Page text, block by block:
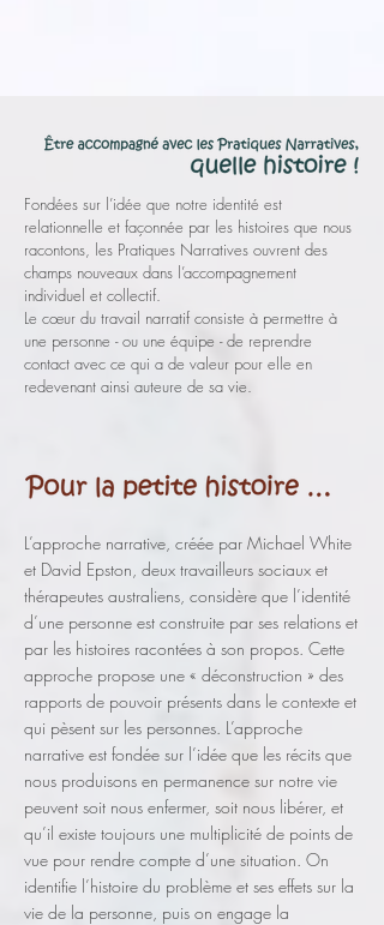
Fondées sur l’idée que notre identité est
relationnelle et façonnée par les histoires que nous
racontons, les Pratiques Narratives ouvrent des
champs nouveaux dans l’accompagnement
individuel et collectif.
Le cœur du travail narratif consiste à permettre à
une personne - ou une équipe -de reprendre
contact avec ce qui a de valeur pour elle en
redevenant ainsi auteure de sa vie.
L’approche narrative, créée par Michael White
et David Epston, deux travailleurs sociaux et
thérapeutes australiens, considère que l’identité
d’une personne est construite par ses relations et
par les histoires racontées à son propos. Cette
approche propose une « déconstruction » des
rapports de pouvoir présents dans le contexte et
qui pèsent sur les personnes. L’approche
narrative est fondée sur l’idée que les récits que
nous produisons en permanence sur notre vie
peuvent soit nous enfermer, soit nous libérer, et
qu’il existe toujours une multiplicité de points de
vue pour rendre compte d’une situation. On
identifie l’histoire du problème et ses effets sur la
vie de la personne, puis on engage la